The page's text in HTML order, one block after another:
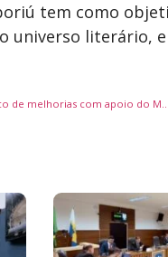
tem como
universo literário,
Hospital de Navegantes inicia diagnóstico de melhorias com apoio do Ministério da Saúde e Moinhos de Vento